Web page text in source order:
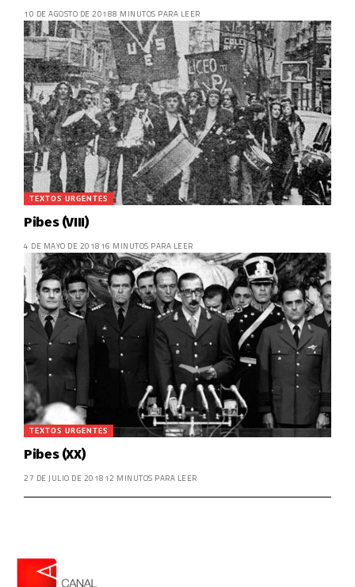
10 DE AGOSTO DE 20188 MINUTOS PARA LEER
TEXTOS URGENTES
Pibes (VIII)
4 DE MAYO DE 2018 16 MINUTOS PARA LEER
TEXTOS URGENTES
Pibes (XX)
27 DE JULIO DE 2018 12 MINUTOS PARA LEER